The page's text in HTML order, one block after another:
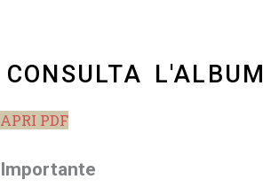
CONSULTA L'ALBUM
APRI PDF
Importante